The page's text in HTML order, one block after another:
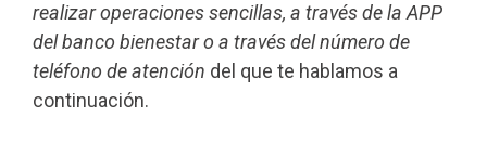
realizar operaciones sencillas, a través de la APP
del banco bienestar o a través del número de
teléfono de atención del que te hablamos a
continuación.